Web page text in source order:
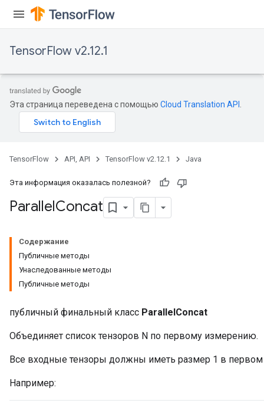
TensorFlow v2.12.1
Эта страница переведена с помощью Cloud Translation API
TensorFlow API, API TensorFlow v2.12.1 Java
Эта информация оказалась полезной?
ParallelConcat
Содержание
Публичные методы
Унаследованные методы
Публичные методы
публичный финальный класс ParallelConcat
Объединяет список тензоров N по первому измерению.
Все входные тензоры должны иметь размер 1 в
Например: